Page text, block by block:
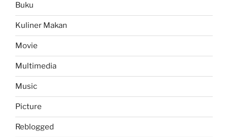
Buku
Kuliner Makan
Movie
Multimedia
Music
Picture
Reblogged